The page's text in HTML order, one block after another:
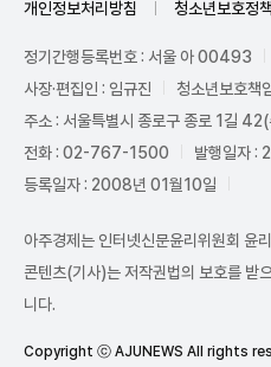
개인정보처리방침 청소년보호정책
정기간행등록번호 : 서울 아 00493
사장·편집인 : 임규진
청소년보호책
주소 : 서울특별시 종로구 종로 1길
전화 : 02-767-1500
발행일자 :
등록일자 : 2008년 01월10일
아주경제는 인터넷신문윤리위원회 윤
콘텐츠(기사)는 저작권법의 보호를 받
니다.
Copyright ⓒ AJUNEWS All rights